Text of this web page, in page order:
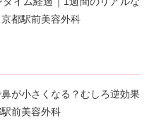
都駅前美容外科
が小さくなる？むしろ逆効果
前美容外科